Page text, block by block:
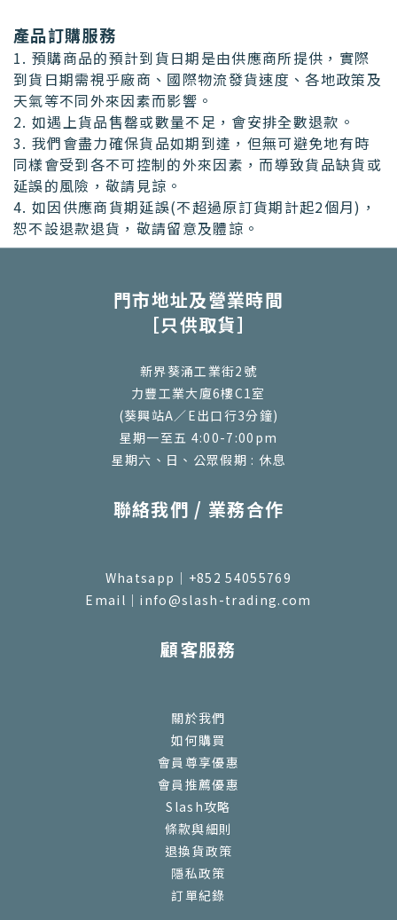
產品訂購服務
1. 預購商品的預計到貨日期是由供應商所提供，實際
到貨日期需視乎廠商、國際物流發貨速度、各地政策及
天氣等不同外來因素而影響。
2. 如遇上貨品售罄或數量不足，會安排全數退款。
3. 我們會盡力確保貨品如期到達，但無可避免地有時
同樣會受到各不可控制的外來因素，而導致貨品缺貨或
延誤的風險，敬請見諒。
4. 如因供應商貨期延誤(不超過原訂貨期計起2個月)，
恕不設退款退貨，敬請留意及體諒。
門市地址及營業時間
［只供取貨］
新界葵涌工業街2號
力豐工業大廈6樓C1室
(葵興站A／E出口行3分鐘)
星期一至五 4:00-7:00pm
星期六、日、公眾假期 : 休息
聯絡我們 / 業務合作
Whatsapp｜+852 54055769
Email｜info@slash-trading.com
顧客服務
關於我們
如何購買
會員尊享優惠
會員推薦優惠
Slash攻略
條款與細則
退換貨政策
隱私政策
訂單紀錄